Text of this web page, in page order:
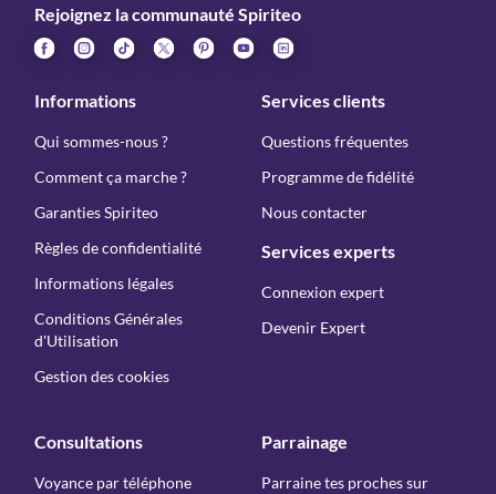
Rejoignez la communauté Spiriteo
Informations
Qui sommes-nous ?
Comment ça marche ?
Garanties Spiriteo
Règles de confidentialité
Informations légales
Conditions Générales
d'Utilisation
Gestion des cookies
Services clients
Questions fréquentes
Programme de fidélité
Nous contacter
Services experts
Connexion expert
Devenir Expert
Consultations
Voyance par téléphone
Parrainage
Parraine tes proches sur